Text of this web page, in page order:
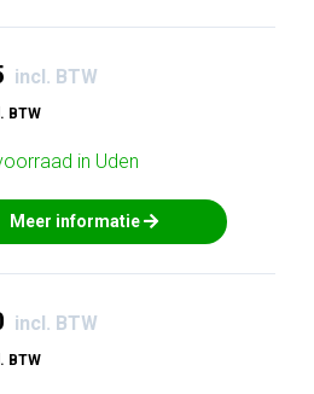
incl. BTW
BTW
in Uden
Meer informatie
incl. BTW
BTW